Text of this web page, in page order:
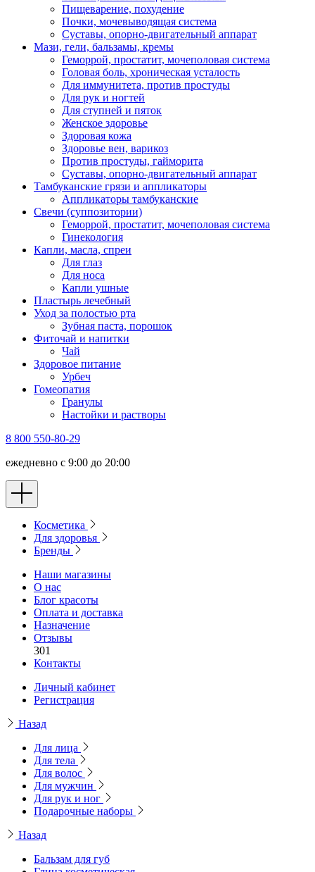
Пищеварение, похудение
Почки, мочевыводящая система
Суставы, опорно-двигательный аппарат
Мази, гели, бальзамы, кремы
Геморрой, простатит, мочеполовая система
Головая боль, хроническая усталость
Для иммунитета, против простуды
Для рук и ногтей
Для ступней и пяток
Женское здоровье
Здоровая кожа
Здоровье вен, варикоз
Против простуды, гайморита
Суставы, опорно-двигательный аппарат
Тамбуканские грязи и аппликаторы
Аппликаторы тамбуканские
Свечи (суппозитории)
Геморрой, простатит, мочеполовая система
Гинекология
Капли, масла, спреи
Для глаз
Для носа
Капли ушные
Пластырь лечебный
Уход за полостью рта
Зубная паста, порошок
Фиточай и напитки
Чай
Здоровое питание
Урбеч
Гомеопатия
Гранулы
Настойки и растворы
8 800 550-80-29
ежедневно с 9:00 до 20:00
Косметика
Для здоровья
Бренды
Наши магазины
О нас
Блог красоты
Оплата и доставка
Назначение
Отзывы
301
Контакты
Личный кабинет
Регистрация
Назад
Для лица
Для тела
Для волос
Для мужчин
Для рук и ног
Подарочные наборы
Назад
Бальзам для губ